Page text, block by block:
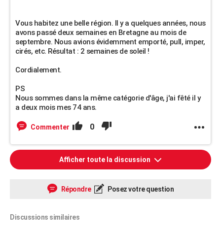
Vous habitez une belle région. Il y a quelques années, nous
avons passé deux semaines en Bretagne au mois de
septembre. Nous avions évidemment emporté, pull, imper,
cirés, etc. Résultat : 2 semaines de soleil !
Cordialement.
PS
Nous sommes dans la même catégorie d'âge, j'ai fêté il y
a deux mois mes 74 ans.
Commenter 0
Afficher toute la discussion
Répondre Posez votre question
Discussions similaires